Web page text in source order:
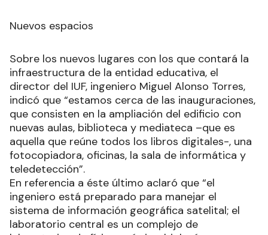
Nuevos espacios
Sobre los nuevos lugares con los que contará la
infraestructura de la entidad educativa, el
director del IUF, ingeniero Miguel Alonso Torres,
indicó que “estamos cerca de las inauguraciones,
que consisten en la ampliación del edificio con
nuevas aulas, biblioteca y mediateca –que es
aquella que reúne todos los libros digitales-, una
fotocopiadora, oficinas, la sala de informática y
teledetección”.
En referencia a éste último aclaró que “el
ingeniero está preparado para manejar el